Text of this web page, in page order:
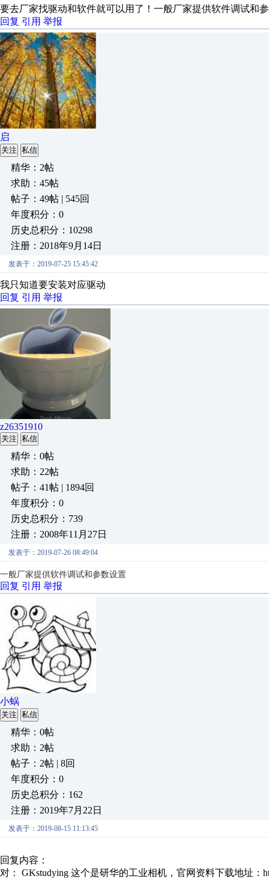
要去厂家找驱动和软件就可以用了！一般厂家提供软件调试和
回复 引用 举报
启
关注 私信
精华：2帖
求助：45帖
帖子：49帖 | 545回
年度积分：0
历史总积分：10298
注册：2018年9月14日
发表于：2019-07-25 15:45:42
我只知道要安装对应驱动
回复 引用 举报
z26351910
关注 私信
精华：0帖
求助：22帖
帖子：41帖 | 1894回
年度积分：0
历史总积分：739
注册：2008年11月27日
发表于：2019-07-26 08:49:04
一般厂家提供软件调试和参数设置
回复 引用 举报
小蜗
关注 私信
精华：0帖
求助：2帖
帖子：2帖 | 8回
年度积分：0
历史总积分：162
注册：2019年7月22日
发表于：2019-08-15 11:13:45
回复内容：
对： GKstudying 这个是研华的工业相机，官网资料下载地址：